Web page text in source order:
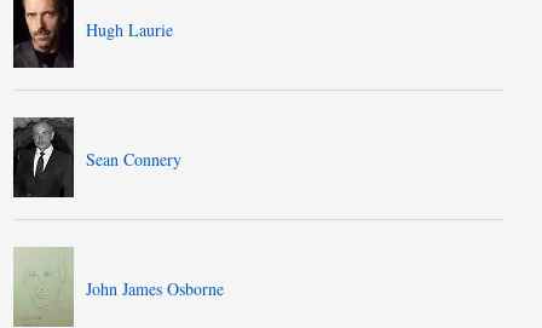
Hugh Laurie
Sean Connery
John James Osborne